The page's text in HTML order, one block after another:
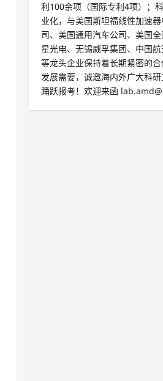
利100余项（国际专利4项）；
业化，与美国斯坦福线性加速
司、美国通用汽车公司、美国
星光电、无锡威孚集团、中国
等龙头企业保持着长期紧密的
发展需要，诚邀海内外广大科
踊跃报考！欢迎来函